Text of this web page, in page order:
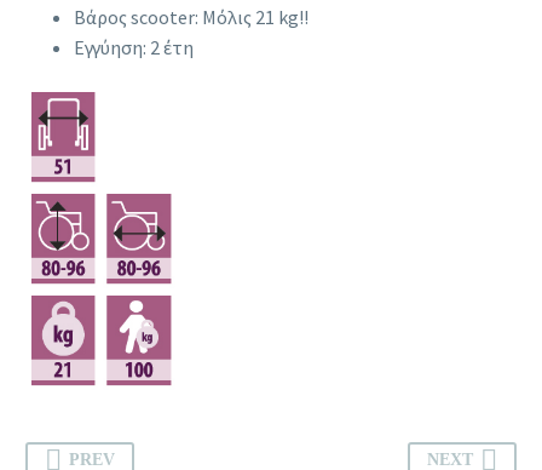
Βάρος scooter: Μόλις 21 kg!!
Εγγύηση: 2 έτη
PREV NEXT